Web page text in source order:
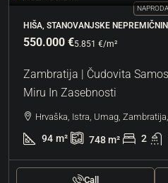
HIŠA, STANOVANJSKE
550.000 €5.851 €/m²
Zambratija | Čudovita
Miru In Zasebnosti
Hrvaška, Istra, Umag,
94 m² 748m² 2
Call